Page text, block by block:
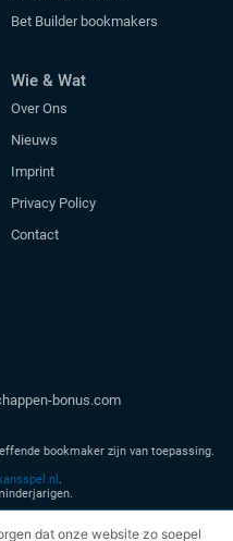
Bet Builder bookmakers
Wie & Wat
Over Ons
Nieuws
Imprint
Privacy Policy
Contact
bonus.com
bookmaker zijn van toepassing.
.
dat onze website zo soepel